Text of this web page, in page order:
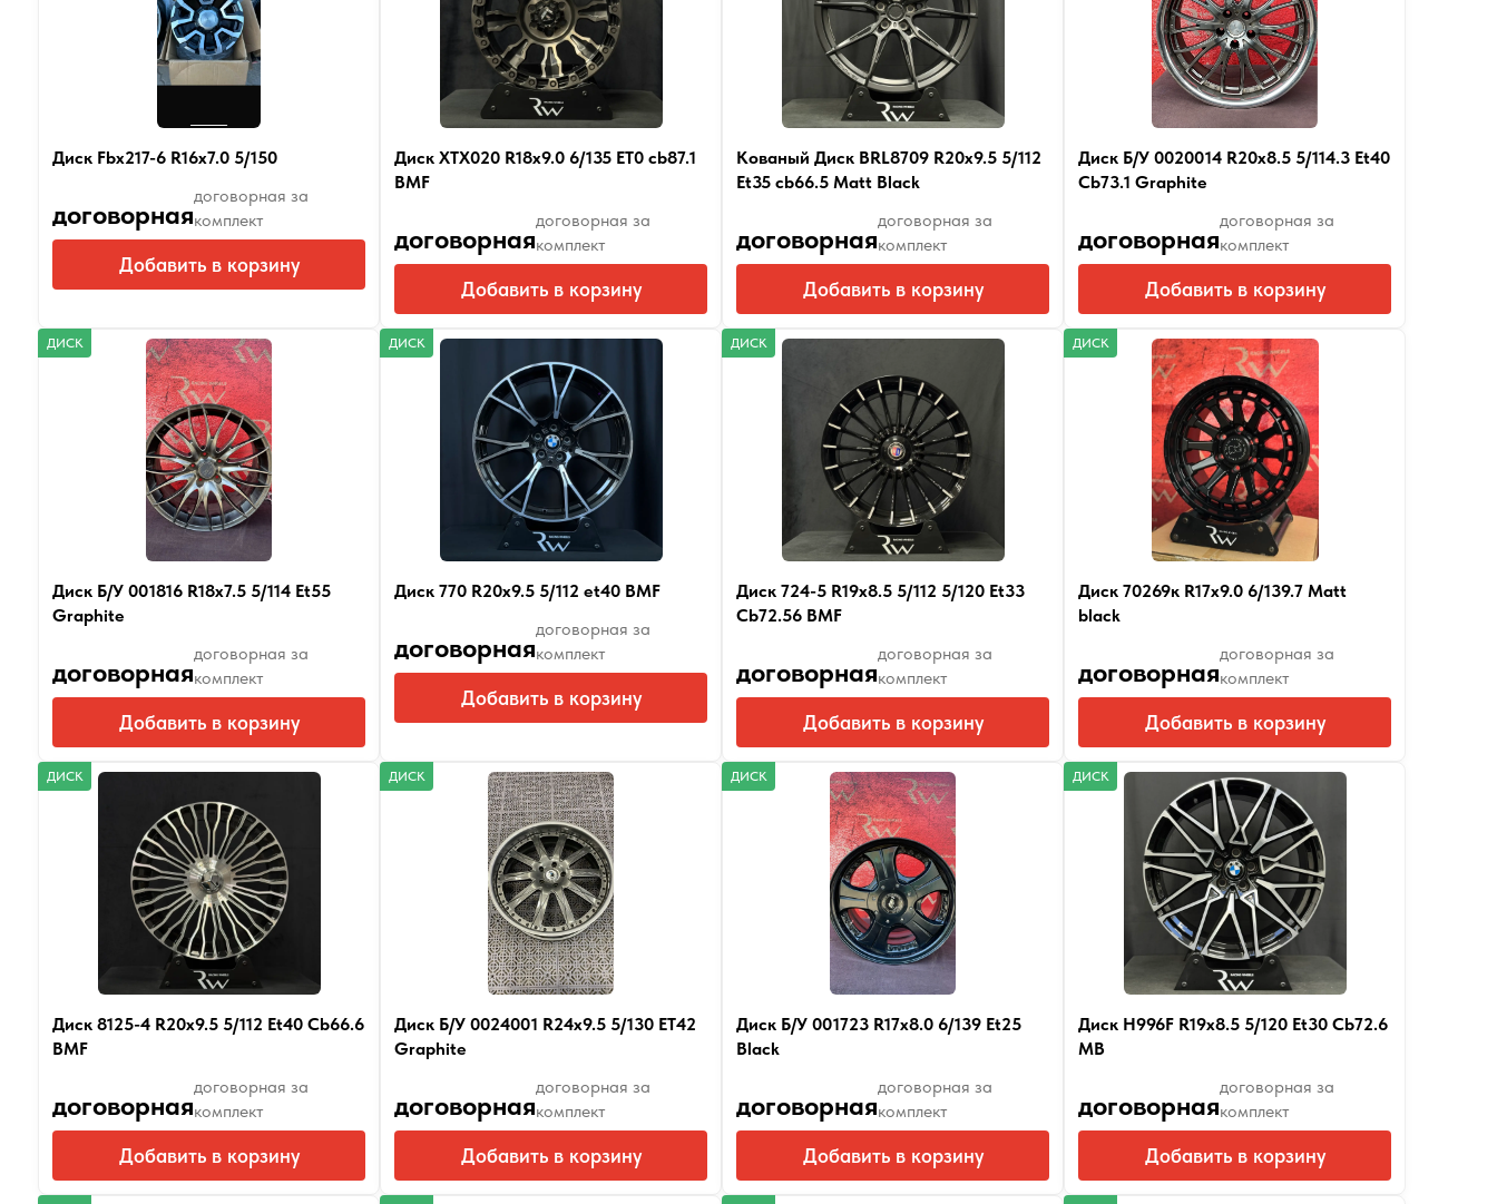
Диск Fbx217-6 R16x7.0 5/150
договорная
договорная за
комплект
Добавить в корзину
Диск XTX020 R18x9.0 6/135 ET0 cb87.1
BMF
договорная
договорная за
комплект
Добавить в корзину
Кованый Диск BRL8709 R20x9.5 5/112
Et35 cb66.5 Matt Black
договорная
договорная за
комплект
Добавить в корзину
Диск Б/У 0020014 R20x8.5 5/114.3 Et40
Cb73.1 Graphite
договорная
договорная за
комплект
Добавить в корзину
ДИСК
Диск Б/У 001816 R18x7.5 5/114 Et55
Graphite
договорная
договорная за
комплект
Добавить в корзину
ДИСК
Диск 770 R20x9.5 5/112 et40 BMF
договорная
договорная за
комплект
Добавить в корзину
ДИСК
Диск 724-5 R19x8.5 5/112 5/120 Et33
Cb72.56 BMF
договорная
договорная за
комплект
Добавить в корзину
ДИСК
Диск 70269к R17x9.0 6/139.7 Matt
black
договорная
договорная за
комплект
Добавить в корзину
ДИСК
Диск 8125-4 R20x9.5 5/112 Et40 Cb66.6
BMF
договорная
договорная за
комплект
Добавить в корзину
ДИСК
Диск Б/У 0024001 R24x9.5 5/130 ET42
Graphite
договорная
договорная за
комплект
Добавить в корзину
ДИСК
Диск Б/У 001723 R17x8.0 6/139 Et25
Black
договорная
договорная за
комплект
Добавить в корзину
ДИСК
Диск H996F R19x8.5 5/120 Et30 Cb72.6
MB
договорная
договорная за
комплект
Добавить в корзину